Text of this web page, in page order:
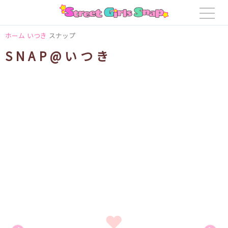
ホーム いつき スナップ
SNAP@いつき